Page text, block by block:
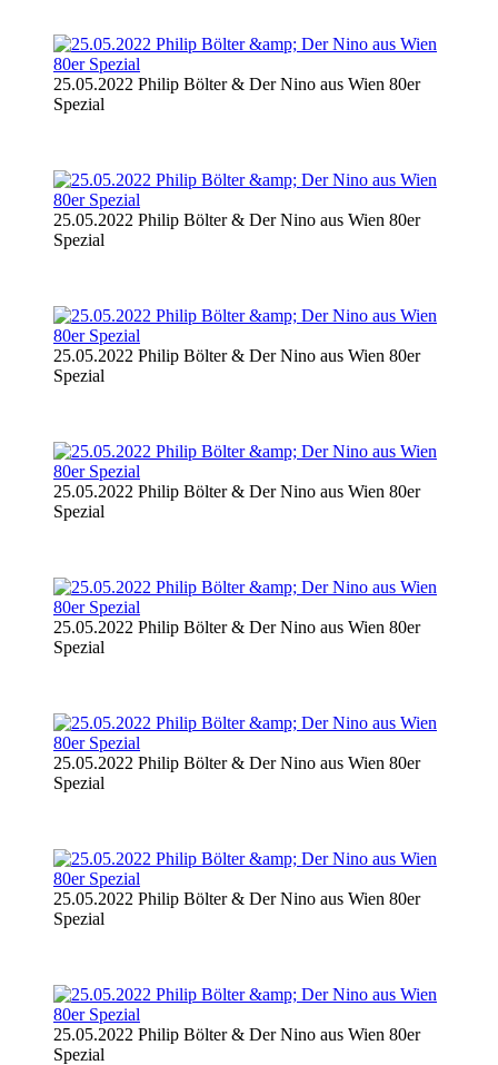
25.05.2022 Philip Bölter & Der Nino aus Wien 80er
Spezial
25.05.2022 Philip Bölter & Der Nino aus Wien 80er
Spezial
25.05.2022 Philip Bölter & Der Nino aus Wien 80er
Spezial
25.05.2022 Philip Bölter & Der Nino aus Wien 80er
Spezial
25.05.2022 Philip Bölter & Der Nino aus Wien 80er
Spezial
25.05.2022 Philip Bölter & Der Nino aus Wien 80er
Spezial
25.05.2022 Philip Bölter & Der Nino aus Wien 80er
Spezial
25.05.2022 Philip Bölter & Der Nino aus Wien 80er
Spezial